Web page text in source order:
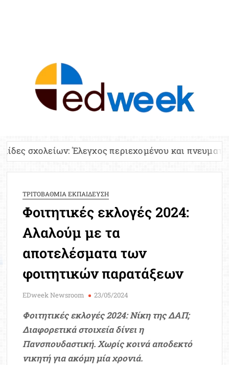
Έλεγχος περιεχομένου και πνευματικών
ΤΡΙΤΟΒΑΘΜΙΑ ΕΚΠΑΙΔΕΥΣΗ
Φοιτητικές εκλογές 2024:
Αλαλούμ με τα
αποτελέσματα των
φοιτητικών παρατάξεων
EDweek Newsroom 23/05/2024
Φοιτητικές εκλογές 2024: Νίκη της ΔΑΠ;
Διαφορετικά στοιχεία δίνει η
Πανσπουδαστική. Χωρίς κοινά αποδεκτό
νικητή για ακόμη μία χρονιά.